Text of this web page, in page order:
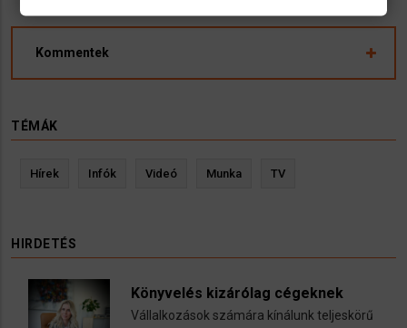
Kommentek
TÉMÁK
Hírek Infók Videó Munka TV
HIRDETÉS
Könyvelés kizárólag cégeknek
Vállalkozások számára kínálunk teljeskörű